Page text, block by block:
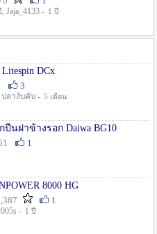
, Jaja_4133 - 1 ปี
DCx
3
ปลางับคับ - 5 เดือน
นฝาข้างรอก Daiwa BG10
1
8000 HG
1
- 1 ปี